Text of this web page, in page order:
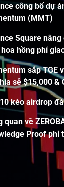
công bố dự
(MMT)
Square nâng
hoa hồng phí
sắp TGE
sẻ $15,000 &
kèo airdrop
quan về
Proof phi